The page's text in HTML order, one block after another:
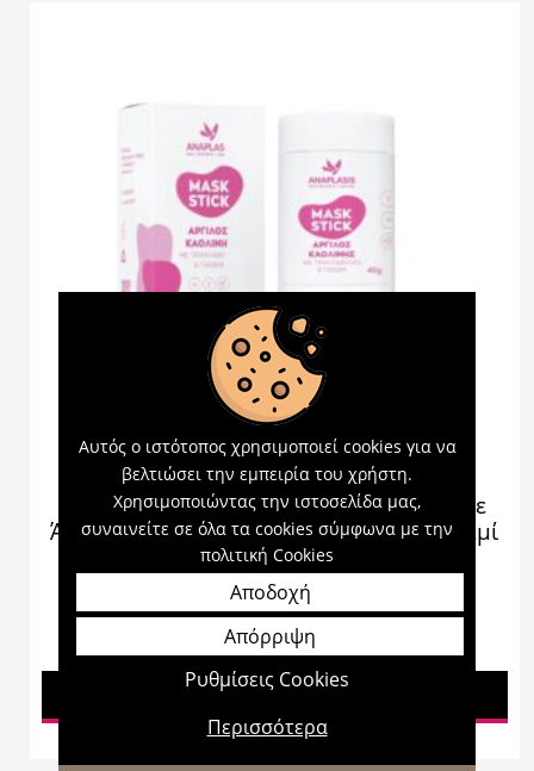
Anaplasis Μάσκα Προσώπου σε Stick με
Άργιλο Καολίνης, Τριαντάφυλλο & Γιασεμί
40gr
14,00€
Προσθήκη στο καλάθι
Αυτός ο ιστότοπος χρησιμοποιεί cookies για να
βελτιώσει την εμπειρία του χρήστη.
Χρησιμοποιώντας την ιστοσελίδα μας,
συναινείτε σε όλα τα cookies σύμφωνα με την
πολιτική Cookies
Αποδοχή
Απόρριψη
Ρυθμίσεις Cookies
Περισσότερα